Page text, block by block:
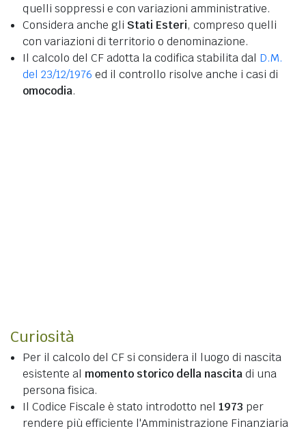
quelli soppressi e con variazioni amministrative.
Considera anche gli Stati Esteri, compreso quelli
con variazioni di territorio o denominazione.
Il calcolo del CF adotta la codifica stabilita dal D.M.
del 23/12/1976 ed il controllo risolve anche i casi di
omocodia.
Curiosità
Per il calcolo del CF si considera il luogo di nascita
esistente al momento storico della nascitadi una
persona fisica.
Il Codice Fiscale è stato introdotto nel 1973 per
rendere più efficiente l'Amministrazione Finanziaria